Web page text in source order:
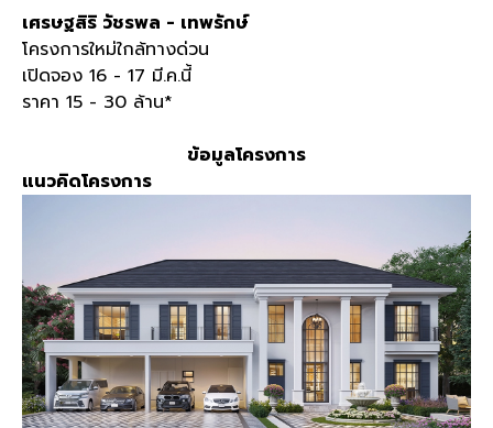
เศรษฐสิริ วัชรพล - เทพรักษ์
โครงการใหม่ใกล้ทางด่วน
เปิดจอง 16 - 17 มี.ค.นี้
ราคา 15 - 30 ล้าน*
ข้อมูลโครงการ
แนวคิดโครงการ